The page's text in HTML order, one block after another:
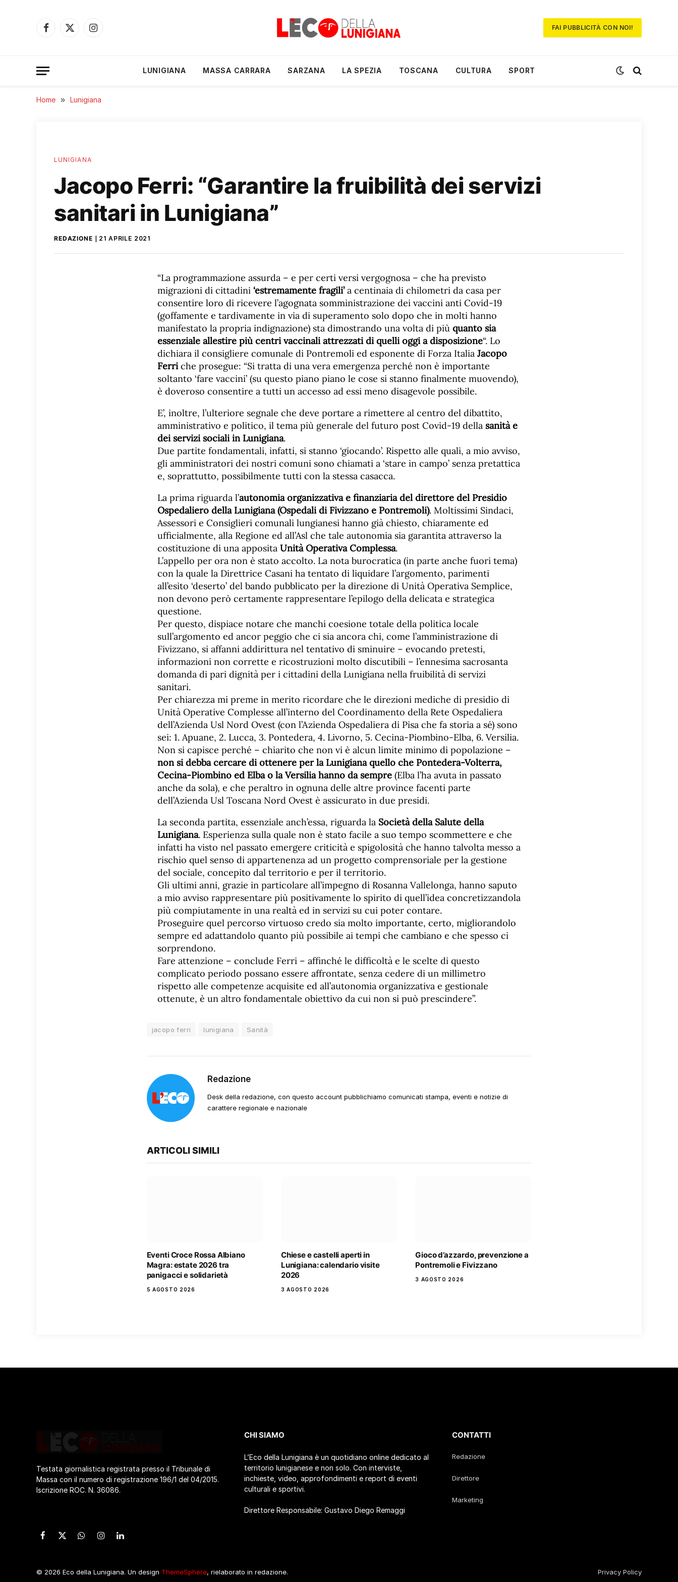
Facebook
X
Instagram
FAI PUBBLICITÀ CON NOI!
LUNIGIANA MASSA CARRARA SARZANA LA SPEZIA TOSCANA CULTURA SPORT
Home » Lunigiana
LUNIGIANA
Jacopo Ferri: “Garantire la fruibilità dei servizi
sanitari in Lunigiana”
REDAZIONE 21 APRILE 2021
“La programmazione assurda – e per certi versi vergognosa – che ha previsto
migrazioni di cittadini ‘estremamente fragili’a centinaia di chilometri da casa per
consentire loro di ricevere l’agognata somministrazione dei vaccini anti Covid-19
(goffamente e tardivamente in via di superamento solo dopo che in molti hanno
manifestato la propria indignazione) sta dimostrando una volta di più quanto sia
essenziale allestire più centri vaccinali attrezzati di quelli oggi a disposizione“. Lo
dichiara il consigliere comunale di Pontremoli ed esponente di Forza Italia Jacopo
Ferriche prosegue: “Si tratta di una vera emergenza perché non è importante
soltanto ‘fare vaccini’ (su questo piano piano le cose si stanno finalmente muovendo),
è doveroso consentire a tutti un accesso ad essi meno disagevole possibile.
E’, inoltre, l’ulteriore segnale che deve portare a rimettere al centro del dibattito,
amministrativo e politico, il tema più generale del futuro post Covid-19 della sanità e
dei servizi sociali in Lunigiana.
Due partite fondamentali, infatti, si stanno ‘giocando’. Rispetto alle quali, a mio avviso,
gli amministratori dei nostri comuni sono chiamati a ‘stare in campo’ senza pretattica
e, soprattutto, possibilmente tutti con la stessa casacca.
La prima riguarda l’autonomia organizzativa e finanziaria del direttore del Presidio
Ospedaliero della Lunigiana (Ospedali di Fivizzano e Pontremoli). Moltissimi Sindaci,
Assessori e Consiglieri comunali lungianesi hanno già chiesto, chiaramente ed
ufficialmente, alla Regione ed all’Asl che tale autonomia sia garantita attraverso la
costituzione di una apposita Unità Operativa Complessa.
L’appello per ora non è stato accolto. La nota burocratica (in parte anche fuori tema)
con la quale la Direttrice Casani ha tentato di liquidare l’argomento, parimenti
all’esito ‘deserto’ del bando pubblicato per la direzione di Unità Operativa Semplice,
non devono però certamente rappresentare l’epilogo della delicata e strategica
questione.
Per questo, dispiace notare che manchi coesione totale della politica locale
sull’argomento ed ancor peggio che ci sia ancora chi, come l’amministrazione di
Fivizzano, si affanni addirittura nel tentativo di sminuire – evocando pretesti,
informazioni non corrette e ricostruzioni molto discutibili – l’ennesima sacrosanta
domanda di pari dignità per i cittadini della Lunigiana nella fruibilità di servizi
sanitari.
Per chiarezza mi preme in merito ricordare che le direzioni mediche di presidio di
Unità Operative Complesse all’interno del Coordinamento della Rete Ospedaliera
dell’Azienda Usl Nord Ovest (con l’Azienda Ospedaliera di Pisa che fa storia a sé) sono
sei: 1. Apuane, 2. Lucca, 3. Pontedera, 4. Livorno, 5. Cecina-Piombino-Elba, 6. Versilia.
Non si capisce perché – chiarito che non vi è alcun limite minimo di popolazione –
non si debba cercare di ottenere per la Lunigiana quello che Pontedera-Volterra,
Cecina-Piombino ed Elba o la Versilia hanno da sempre (Elba l’ha avuta in passato
anche da sola), e che peraltro in ognuna delle altre province facenti parte
dell’Azienda Usl Toscana Nord Ovest è assicurato in due presidi.
La seconda partita, essenziale anch’essa, riguarda la Società della Salute della
Lunigiana. Esperienza sulla quale non è stato facile a suo tempo scommettere e che
infatti ha visto nel passato emergere criticità e spigolosità che hanno talvolta messo a
rischio quel senso di appartenenza ad un progetto comprensoriale per la gestione
del sociale, concepito dal territorio e per il territorio.
Gli ultimi anni, grazie in particolare all’impegno di Rosanna Vallelonga, hanno saputo
a mio avviso rappresentare più positivamente lo spirito di quell’idea concretizzandola
più compiutamente in una realtà ed in servizi su cui poter contare.
Proseguire quel percorso virtuoso credo sia molto importante, certo, migliorandolo
sempre ed adattandolo quanto più possibile ai tempi che cambiano e che spesso ci
sorprendono.
Fare attenzione – conclude Ferri – affinché le difficoltà e le scelte di questo
complicato periodo possano essere affrontate, senza cedere di un millimetro
rispetto alle competenze acquisite ed all’autonomia organizzativa e gestionale
ottenute, è un altro fondamentale obiettivo da cui non si può prescindere”.
jacopo ferri lunigiana Sanità
Redazione
Desk della redazione, con questo account pubblichiamo comunicati stampa, eventi e notizie di
carattere regionale e nazionale
ARTICOLI SIMILI
Eventi Croce Rossa Albiano
Magra: estate 2026 tra
panigacci e solidarietà
5 AGOSTO 2026
Chiese e castelli aperti in
Lunigiana: calendario visite
2026
3 AGOSTO 2026
Gioco d’azzardo, prevenzione a
Pontremoli e Fivizzano
3 AGOSTO 2026
Testata giornalistica registrata presso il Tribunale di
Massa con il numero di registrazione 196/1 del 04/2015.
Iscrizione ROC. N. 36086.
CHI SIAMO
L’Eco della Lunigiana è un quotidiano online dedicato al
territorio lunigianese e non solo. Con interviste,
inchieste, video, approfondimenti e report di eventi
culturali e sportivi.
Direttore Responsabile: Gustavo Diego Remaggi
CONTATTI
Redazione
Direttore
Marketing
Facebook
X
WhatsApp
Instagram
LinkedIn
© 2026 Eco della Lunigiana. Un design ThemeSphere, rielaborato in redazione. Privacy Policy